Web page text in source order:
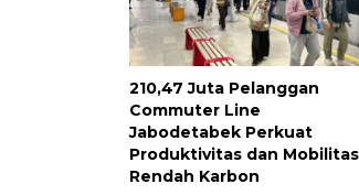
210,47 Juta Pelanggan
Commuter Line
Jabodetabek Perkuat
Produktivitas dan Mobilitas
Rendah Karbon